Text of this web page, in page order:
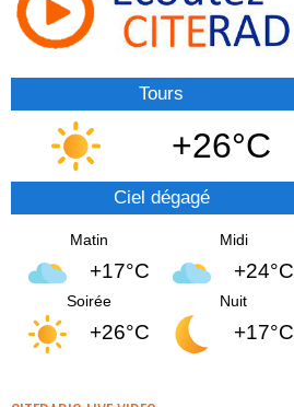
Tours
+26°C
Ciel dégagé
Matin
+17°C
Midi
+24°C
Soirée
+26°C
Nuit
+17°C